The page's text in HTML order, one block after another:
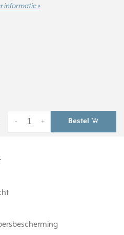
informatie »
+
- Bestel